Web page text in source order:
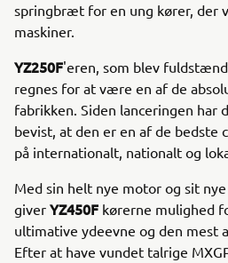
springbræt for en ung kører, der
maskiner.
YZ250F'eren, som blev
regnes for at være en af de
fabrikken. Siden lanceringen har
bevist, at den er en af de bedste
på internationalt, nationalt og
Med sin helt nye motor og sit nye
giver YZ450F kørerne mulighed
ultimative ydeevne og den mest
Efter at have vundet talrige